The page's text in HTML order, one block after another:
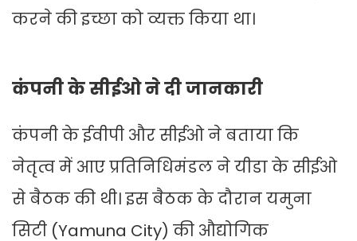
करने की इच्छा को व्यक्त किया था।
कंपनी के सीईओ ने दी जानकारी
कंपनी के ईवीपी और सीईओ ने बताया कि
नेतृत्व में आए प्रतिनिधिमंडल ने यीडा के सीईओ
से बैठक की थी। इस बैठक के दौरान यमुना
सिटी (Yamuna City) की औद्योगिक